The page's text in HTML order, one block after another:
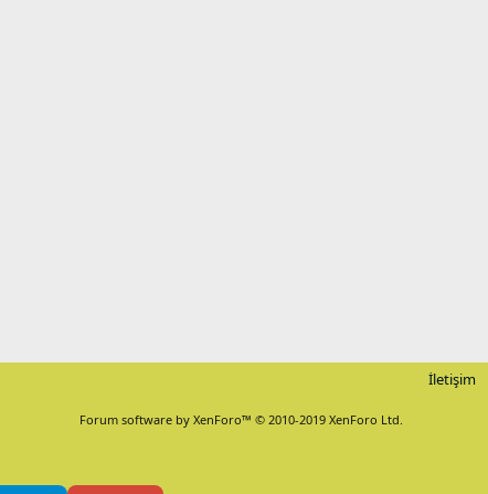
İletişim
Forum software by XenForo™ © 2010-2019 XenForo Ltd.